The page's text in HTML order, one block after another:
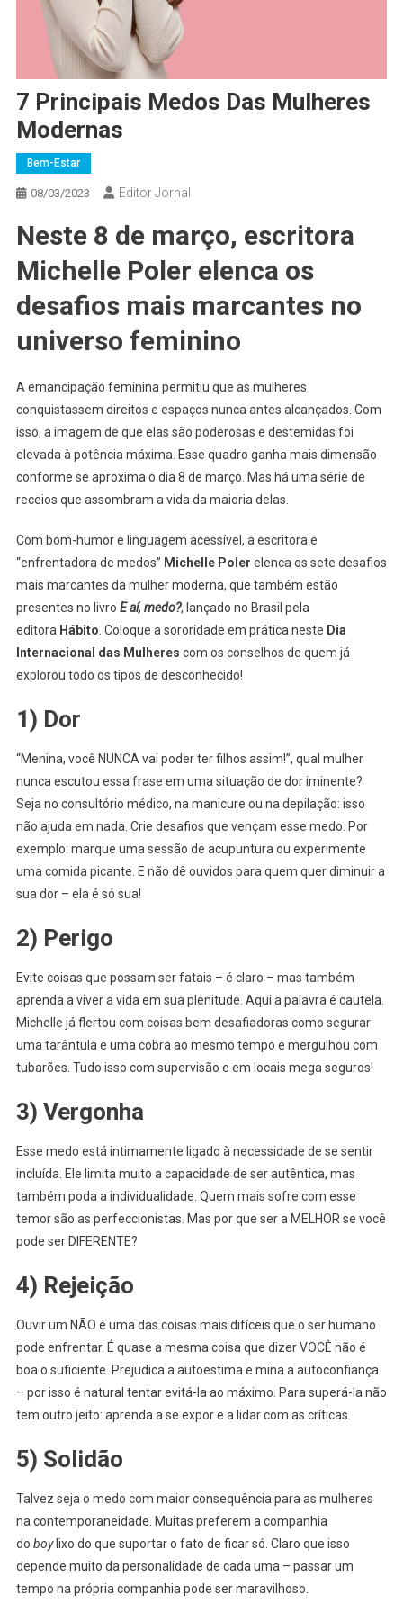
7 Principais Medos Das Mulheres
Modernas
Bem-Estar
08/03/2023 Editor Jornal
Neste 8 de março, escritora
Michelle Poler elenca os
desafios mais marcantes no
universo feminino
A emancipação feminina permitiu que as mulheres
conquistassem direitos e espaços nunca antes alcançados. Com
isso, a imagem de que elas são poderosas e destemidas foi
elevada à potência máxima. Esse quadro ganha mais dimensão
conforme se aproxima o dia 8 de março. Mas há uma série de
receios que assombram a vida da maioria delas.
Com bom-humor e linguagem acessível, a escritora e
“enfrentadora de medos” Michelle Poler elenca os sete desafios
mais marcantes da mulher moderna, que também estão
presentes no livro E aí, medo?, lançado no Brasil pela
editora Hábito . Coloque a sororidade em prática neste Dia
Internacional das Mulheres com os conselhos de quem já
explorou todo os tipos de desconhecido!
1) Dor
“Menina, você NUNCA vai poder ter filhos assim!”, qual mulher
nunca escutou essa frase em uma situação de dor iminente?
Seja no consultório médico, na manicure ou na depilação: isso
não ajuda em nada. Crie desafios que vençam esse medo. Por
exemplo: marque uma sessão de acupuntura ou experimente
uma comida picante. E não dê ouvidos para quem quer diminuir a
sua dor – ela é só sua!
2) Perigo
Evite coisas que possam ser fatais – é claro – mas também
aprenda a viver a vida em sua plenitude. Aqui a palavra é cautela.
Michelle já flertou com coisas bem desafiadoras como segurar
uma tarântula e uma cobra ao mesmo tempo e mergulhou com
tubarões. Tudo isso com supervisão e em locais mega seguros!
3) Vergonha
Esse medo está intimamente ligado à necessidade de se sentir
incluída. Ele limita muito a capacidade de ser autêntica, mas
também poda a individualidade. Quem mais sofre com esse
temor são as perfeccionistas. Mas por que ser a MELHOR se você
pode ser DIFERENTE?
4) Rejeição
Ouvir um NÃO é uma das coisas mais difíceis que o ser humano
pode enfrentar. É quase a mesma coisa que dizer VOCÊ não é
boa o suficiente. Prejudica a autoestima e mina a autoconfiança
– por isso é natural tentar evitá-la ao máximo. Para superá-la não
tem outro jeito: aprenda a se expor e a lidar com as críticas.
5) Solidão
Talvez seja o medo com maior consequência para as mulheres
na contemporaneidade. Muitas preferem a companhia
do boylixo do que suportar o fato de ficar só. Claro que isso
depende muito da personalidade de cada uma – passar um
tempo na própria companhia pode ser maravilhoso.